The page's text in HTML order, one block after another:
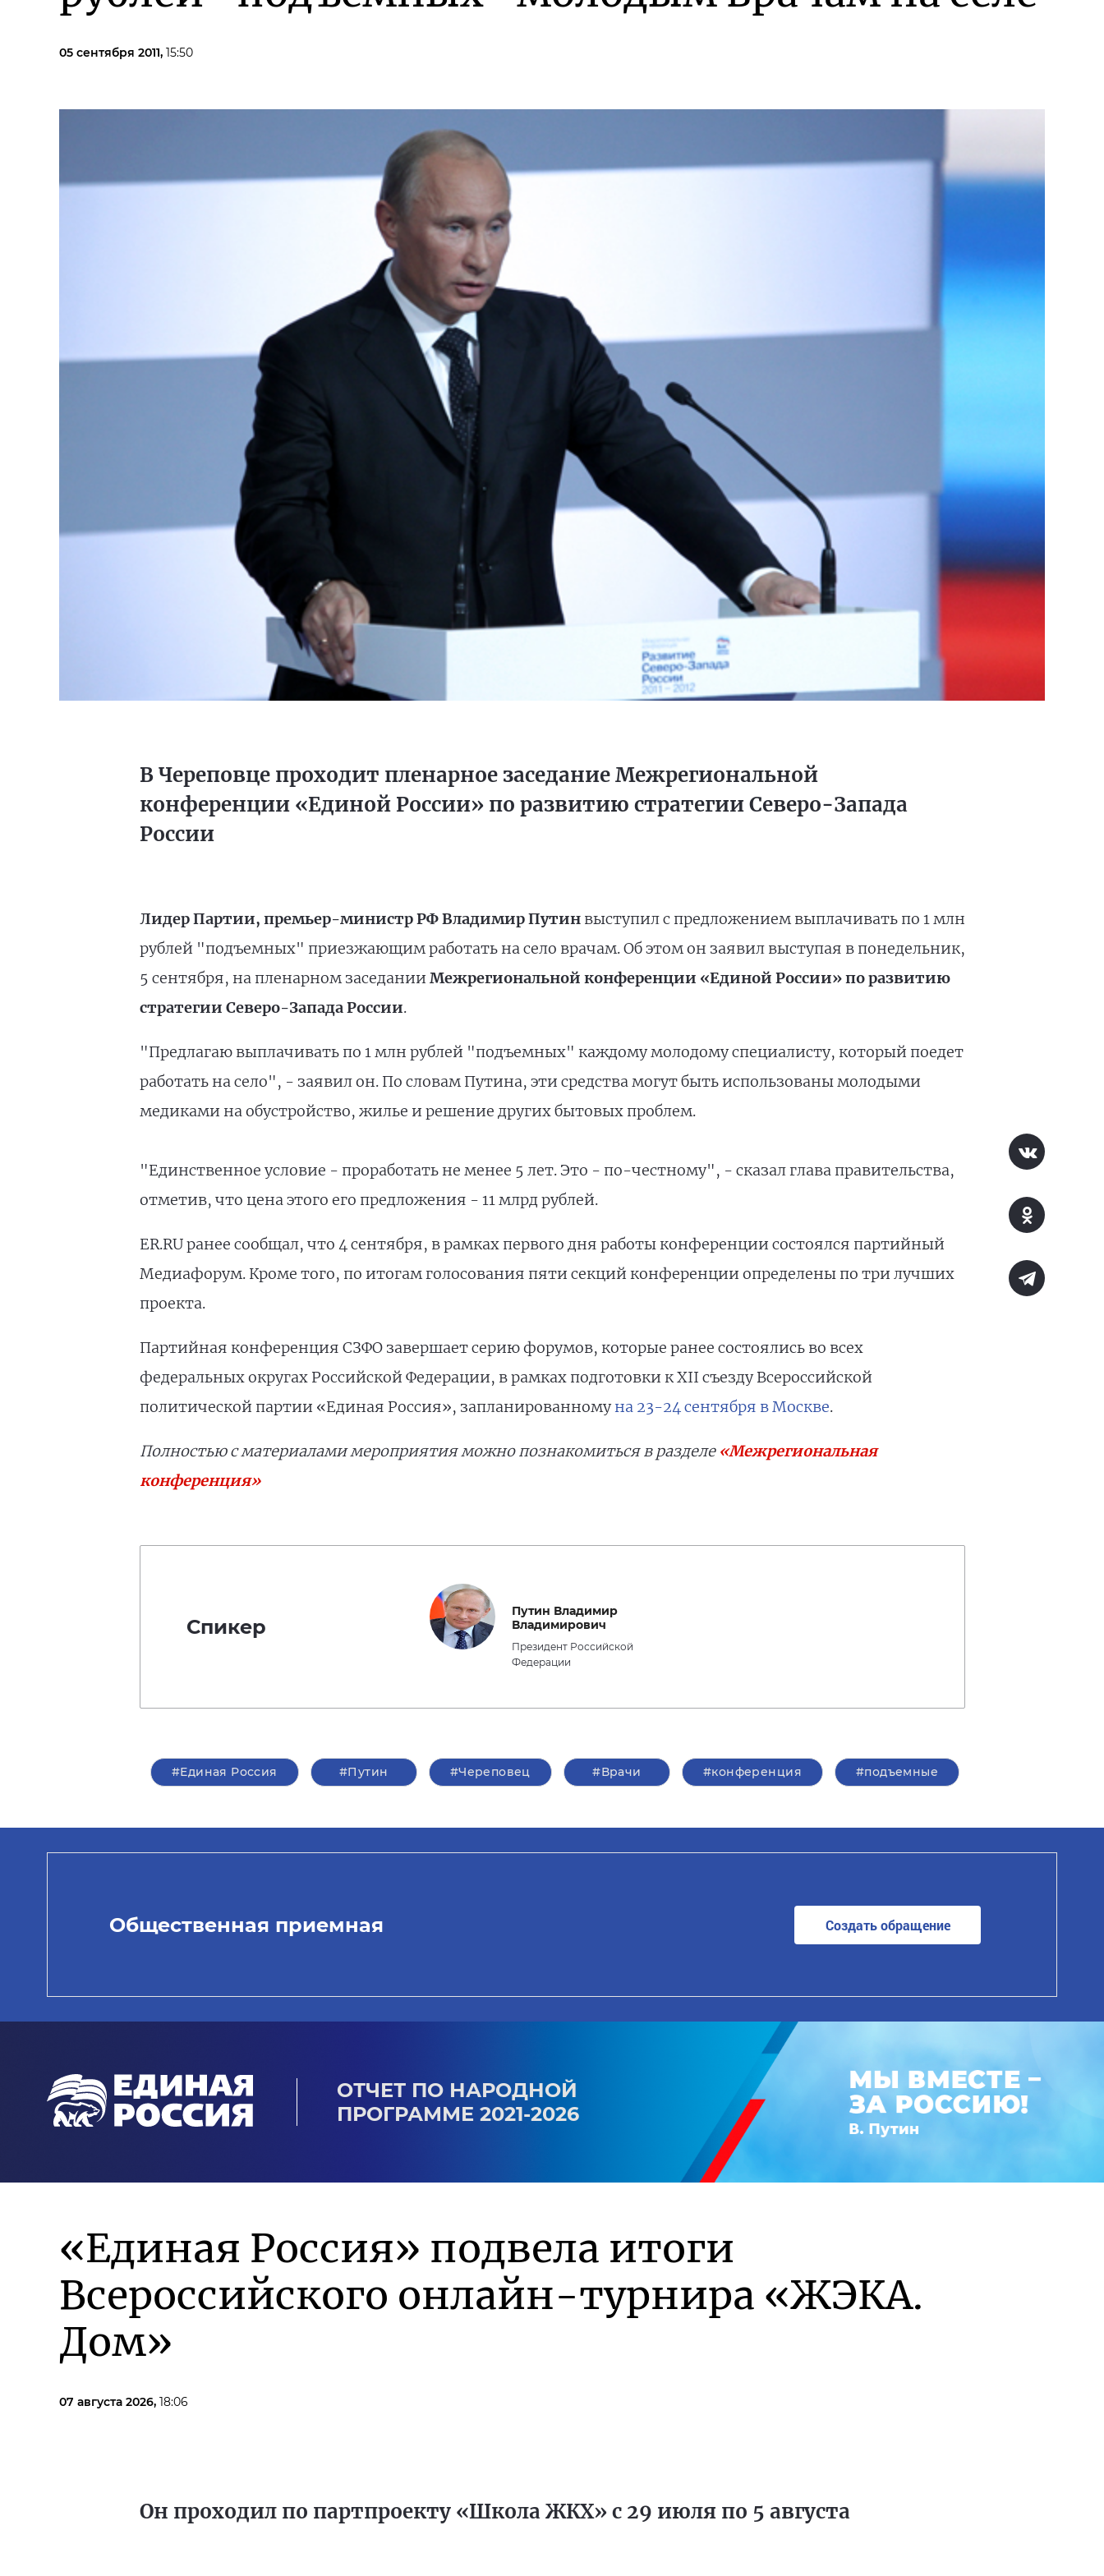
05 сентября 2011, 15:50
В Череповце проходит пленарное заседание Межрегиональной
конференции «Единой России» по развитию стратегии Северо-Запада
России
Лидер Партии, премьер-министр РФ Владимир Путинвыступил с предложением выплачивать по 1 млн
рублей "подъемных" приезжающим работать на село врачам. Об этом он заявил выступая в понедельник,
5 сентября, на пленарном заседании Межрегиональной конференции «Единой России» по развитию
стратегии Северо-Запада России.
"Предлагаю выплачивать по 1 млн рублей "подъемных" каждому молодому специалисту, который поедет
работать на село", - заявил он. По словам Путина, эти средства могут быть использованы молодыми
медиками на обустройство, жилье и решение других бытовых проблем.
"Единственное условие - проработать не менее 5 лет. Это - по-честному", - сказал глава правительства,
отметив, что цена этого его предложения - 11 млрд рублей.
ER.RU ранее сообщал, что 4 сентября, в рамках первого дня работы конференции состоялся партийный
Медиафорум. Кроме того, по итогам голосования пяти секций конференции определены по три лучших
проекта.
Партийная конференция СЗФО завершает серию форумов, которые ранее состоялись во всех
федеральных округах Российской Федерации, в рамках подготовки к XII съезду Всероссийской
политической партии «Единая Россия», запланированномуна 23-24 сентября в Москве.
Полностью с материалами мероприятия можно познакомиться в разделе «Межрегиональная
конференция»
Спикер
Путин Владимир
Владимирович
Президент Российской
Федерации
#Единая Россия #Путин #Череповец #Врачи #конференция #подъемные
Общественная приемная Создать обращение
ОТЧЕТ ПО НАРОДНОЙ
ПРОГРАММЕ 2021-2026
«Единая Россия» подвела итоги
Всероссийского онлайн-турнира «ЖЭКА.
Дом»
07 августа 2026, 18:06
Он проходил по партпроекту «Школа ЖКХ» с 29 июля по 5 августа